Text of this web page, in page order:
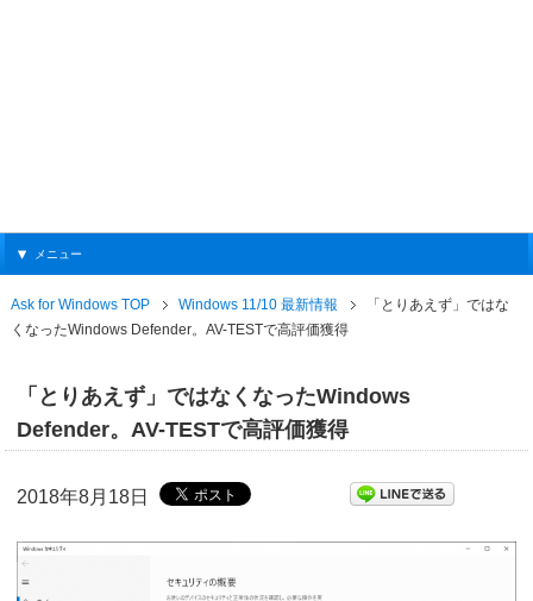
メニュー
Ask for Windows TOP Windows 11/10 最新情報
「とりあえず」ではな
くなったWindows Defender。AV-TESTで高評価獲得
「とりあえず」ではなくなったWindows
Defender。AV-TESTで高評価獲得
2018年8月18日